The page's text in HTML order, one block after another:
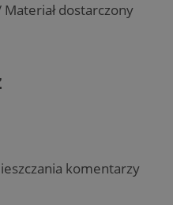
dostarczony
komentarzy